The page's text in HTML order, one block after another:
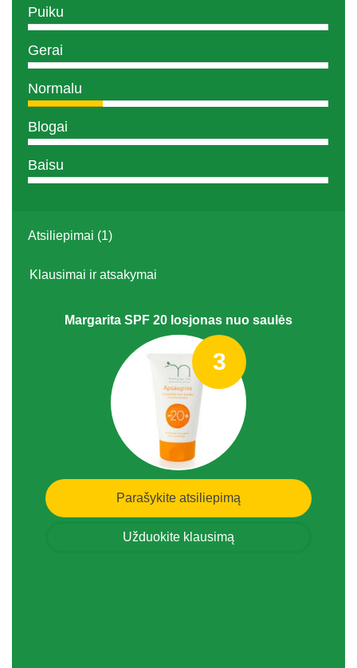
Puiku
Gerai
Normalu
Blogai
Baisu
Atsiliepimai (1)
Klausimai ir atsakymai
Margarita SPF 20 losjonas nuo saulės
3
Parašykite atsiliepimą
Užduokite klausimą